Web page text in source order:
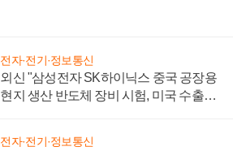
전자·전기·정보통신
외신 "삼성전자 SK하이닉스 중국 공장용
현지 생산 반도체 장비 시험, 미국 수출통
전자·전기·정보통신